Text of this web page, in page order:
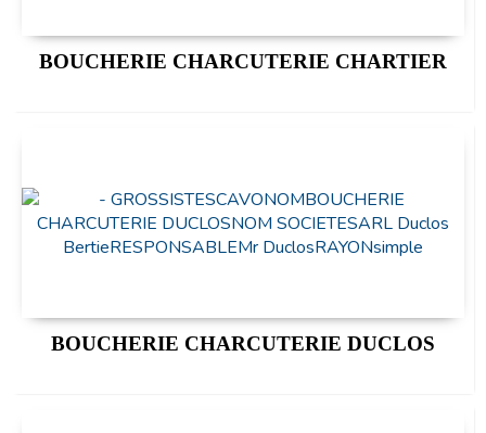
BOUCHERIE CHARCUTERIE CHARTIER
BOUCHERIE CHARCUTERIE DUCLOS